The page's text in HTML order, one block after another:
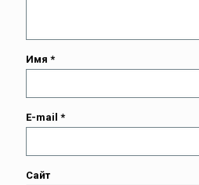
Имя *
E-mail *
Сайт